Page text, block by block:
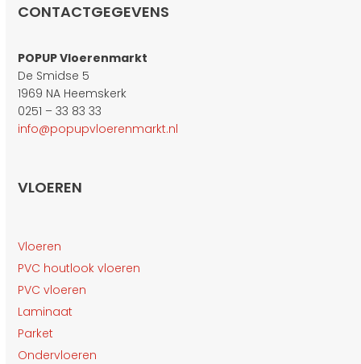
CONTACTGEGEVENS
POPUP Vloerenmarkt
De Smidse 5
1969 NA Heemskerk
0251 – 33 83 33
info@popupvloerenmarkt.nl
VLOEREN
Vloeren
PVC houtlook vloeren
PVC vloeren
Laminaat
Parket
Ondervloeren